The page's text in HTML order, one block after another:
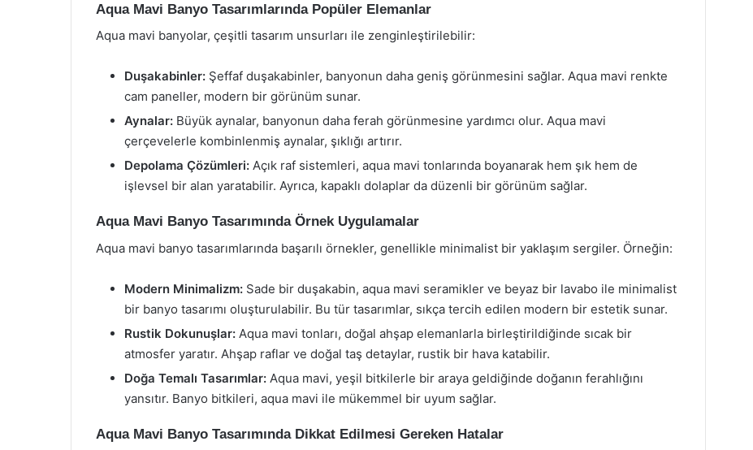
Aqua Mavi Banyo Tasarımlarında Popüler Elemanlar
Aqua mavi banyolar, çeşitli tasarım unsurları ile zenginleştirilebilir:
Duşakabinler: Şeffaf duşakabinler, banyonun daha geniş görünmesini sağlar. Aqua mavi renkte
cam paneller, modern bir görünüm sunar.
Aynalar: Büyük aynalar, banyonun daha ferah görünmesine yardımcı olur. Aqua mavi
çerçevelerle kombinlenmiş aynalar, şıklığı artırır.
Depolama Çözümleri: Açık raf sistemleri, aqua mavi tonlarında boyanarak hem şık hem de
işlevsel bir alan yaratabilir. Ayrıca, kapaklı dolaplar da düzenli bir görünüm sağlar.
Aqua Mavi Banyo Tasarımında Örnek Uygulamalar
Aqua mavi banyo tasarımlarında başarılı örnekler, genellikle minimalist bir yaklaşım sergiler. Örneğin:
Modern Minimalizm: Sade bir duşakabin, aqua mavi seramikler ve beyaz bir lavabo ile minimalist
bir banyo tasarımı oluşturulabilir. Bu tür tasarımlar, sıkça tercih edilen modern bir estetik sunar.
Rustik Dokunuşlar: Aqua mavi tonları, doğal ahşap elemanlarla birleştirildiğinde sıcak bir
atmosfer yaratır. Ahşap raflar ve doğal taş detaylar, rustik bir hava katabilir.
Doğa Temalı Tasarımlar: Aqua mavi, yeşil bitkilerle bir araya geldiğinde doğanın ferahlığını
yansıtır. Banyo bitkileri, aqua mavi ile mükemmel bir uyum sağlar.
Aqua Mavi Banyo Tasarımında Dikkat Edilmesi Gereken Hatalar